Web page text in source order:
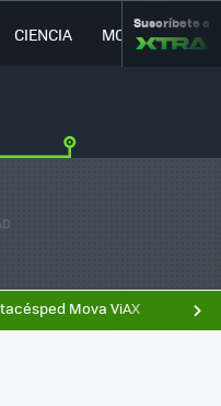
CIENCIA MOVILIDAD
Suscríbete a
Mova ViAX